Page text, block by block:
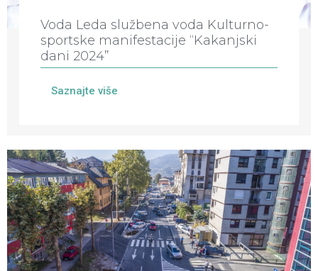
Voda Leda službena voda Kulturno-
sportske manifestacije “Kakanjski
dani 2024”
Saznajte više